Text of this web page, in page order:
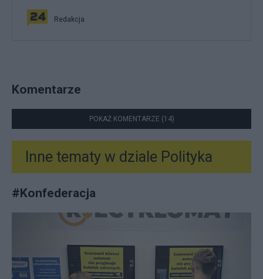
Redakcja
Komentarze
POKAŻ KOMENTARZE (14)
Inne tematy w dziale Polityka
#Konfederacja